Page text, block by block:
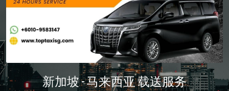
车辆选择
旅游攻略
简体中文
新加坡 - 马来西亚 载送服务